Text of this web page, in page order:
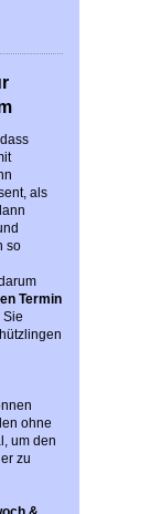
als
so
Termin
ohne
um den
zu